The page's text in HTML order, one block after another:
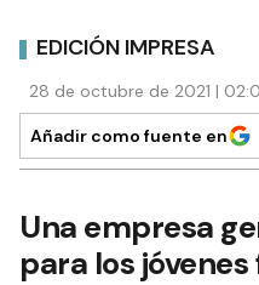
EDICIÓN IMPRESA
28 de octubre de 2021 |
Añadir como fuente en
Una empresa
para los